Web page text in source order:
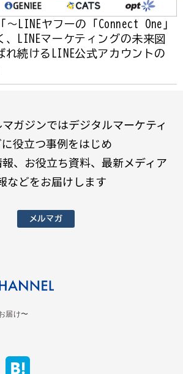
LINEヤフーの「Connect One」
、LINEマーケティングの未来図
れ続けるLINE公式アカウントの
ガジンではデジタルマーケティ
に役立つ事例をはじめ
、お役立ち資料、最新メディア
などをお届けします
メルマガ
届け〜